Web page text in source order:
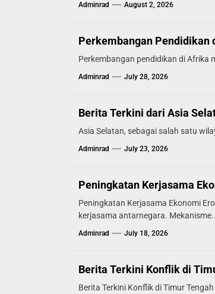
Adminrad August 2, 2026
Perkembangan Pendidikan
Perkembangan pendidikan di Afrika
Adminrad July 28, 2026
Berita Terkini dari Asia
Asia Selatan, sebagai salah satu
Adminrad July 23, 2026
Peningkatan Kerjasama
Peningkatan Kerjasama Ekonomi
kerjasama antarnegara.
Adminrad July 18, 2026
Berita Terkini Konflik di
Berita Terkini Konflik di Timur